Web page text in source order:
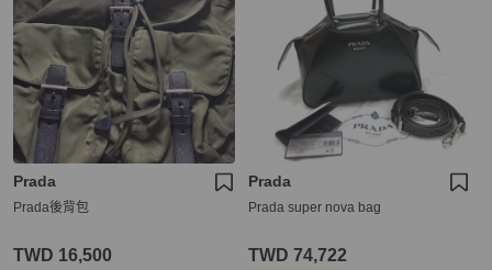
Prada
Prada後背包
TWD 16,500
Prada
Prada super nova bag
TWD 74,722